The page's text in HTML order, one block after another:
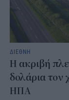
ΔΙΕΘΝΗ
Η ακριβή
δολάρια τον
ΗΠΑ